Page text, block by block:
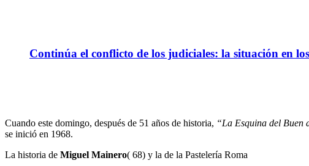
Continúa el conflicto de los judiciales: la situación en
Cuando este domingo, después de 51 años de historia, “La Esquina del Buen
se inició en 1968.
La historia de Miguel Mainero( 68) y la de la Pastelería Roma